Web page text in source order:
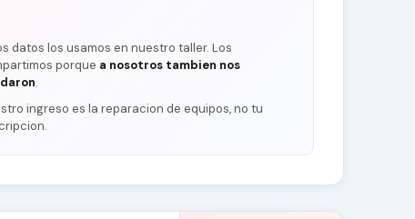
datos los usamos en nuestro taller. Los
porque a nosotros tambien nos
.
ingreso es la reparacion de equipos, no tu